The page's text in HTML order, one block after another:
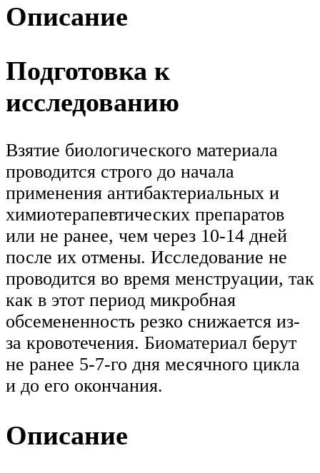
Описание
Подготовка к
исследованию
Взятие биологического материала
проводится строго до начала
применения антибактериальных и
химиотерапевтических препаратов
или не ранее, чем через 10-14 дней
после их отмены. Исследование не
проводится во время менструации, так
как в этот период микробная
обсемененность резко снижается из-
за кровотечения. Биоматериал берут
не ранее 5-7-го дня месячного цикла
и до его окончания.
Описание